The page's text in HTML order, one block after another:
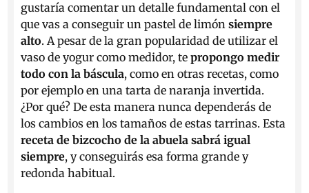
gustaría comentar un detalle fundamental con el
que vas a conseguir un pastel de limónsiempre
alto. A pesar de la gran popularidad de utilizar el
vaso de yogur como medidor, tepropongo medir
todo con la báscula, como en otras recetas, como
por ejemplo en una tarta de naranja invertida.
¿Por qué? De esta manera nunca dependerás de
los cambios en los tamaños de estas tarrinas. Esta
receta de bizcocho de la abuela sabrá igual
siempre, y conseguirás esa forma grande y
redonda habitual.